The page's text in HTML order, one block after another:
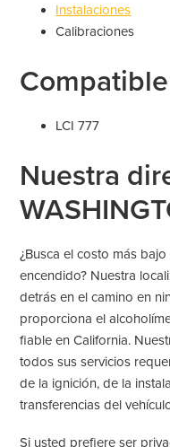
Instalaciones
Calibraciones
LCI 777
Nuestra
¿Busca el costo más
encendido? Nuestra
detrás en el camino en
proporciona el
fiable en California.
todos sus servicios
de la ignición, de la
transferencias del
Si usted prefiere ser